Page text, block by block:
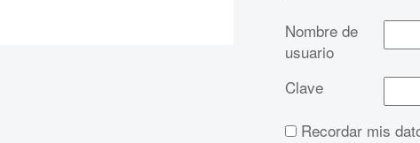
Nombre de
usuario
Clave
Recordar mis